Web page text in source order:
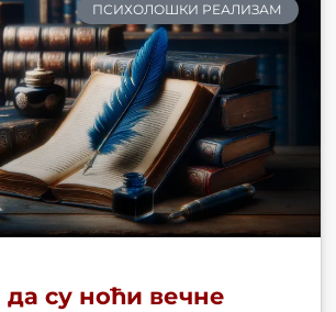
ПСИХОЛОШКИ РЕАЛИЗАМ
да су ноћи вечне